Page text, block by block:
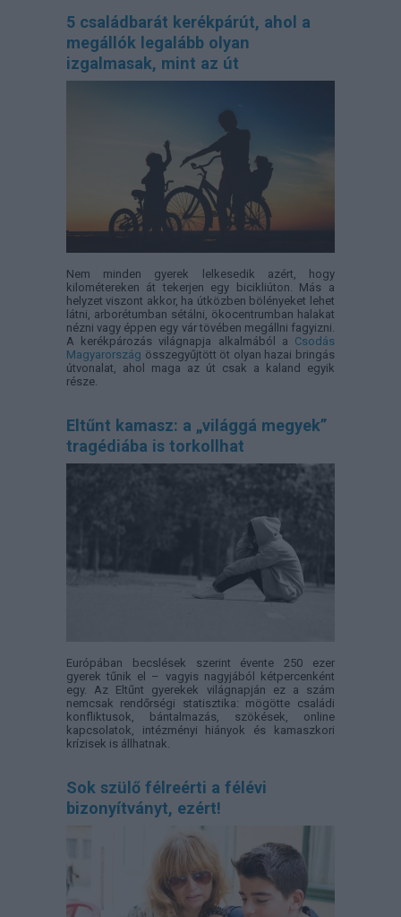
5 családbarát kerékpárút, ahol a
megállók legalább olyan
izgalmasak, mint az út
Nem minden gyerek lelkesedik azért, hogy
kilométereken át tekerjen egy bicikliúton. Más a
helyzet viszont akkor, ha útközben bölényeket lehet
látni, arborétumban sétálni, ökocentrumban halakat
nézni vagy éppen egy vár tövében megállni fagyizni.
A kerékpározás világnapja alkalmából a Csodás
Magyarország összegyűjtött öt olyan hazai bringás
útvonalat, ahol maga az út csak a kaland egyik
része.
Eltűnt kamasz: a „világgá megyek”
tragédiába is torkollhat
Európában becslések szerint évente 250 ezer
gyerek tűnik el – vagyis nagyjából kétpercenként
egy. Az Eltűnt gyerekek világnapján ez a szám
nemcsak rendőrségi statisztika: mögötte családi
konfliktusok, bántalmazás, szökések, online
kapcsolatok, intézményi hiányok és kamaszkori
krízisek is állhatnak.
Sok szülő félreérti a félévi
bizonyítványt, ezért!